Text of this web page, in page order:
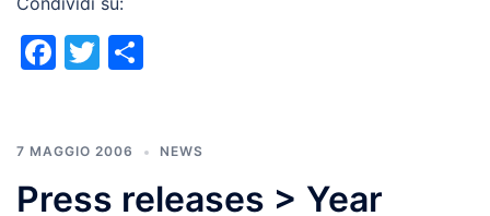
Facebook
Twitter
7 MAGGIO 2006 NEWS
Press releases > Year